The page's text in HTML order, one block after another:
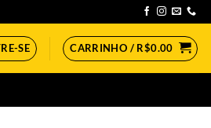
SE CARRINHO / R$0.00